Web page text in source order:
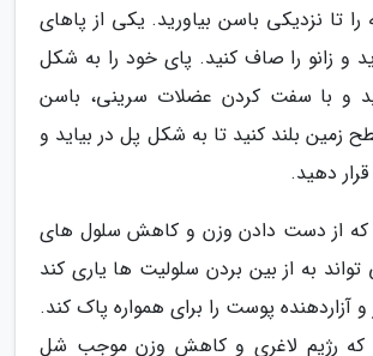
تا نزدیکی باسن بیاورید. یکی از پاهای
و زانو را صاف کنید. پای خود را به شکل
و با سفت کردن عضلات سرینی، باسن
زمین بلند کنید تا به شکل پل در بیاید و
دهید.
که از دست دادن وزن و کاهش سلول های
به از بین بردن سلولیت ها یاری کند
آزاردهنده پوست را برای همواره پاک کند.
که رژیم لاغری و کاهش وزن موجب شل